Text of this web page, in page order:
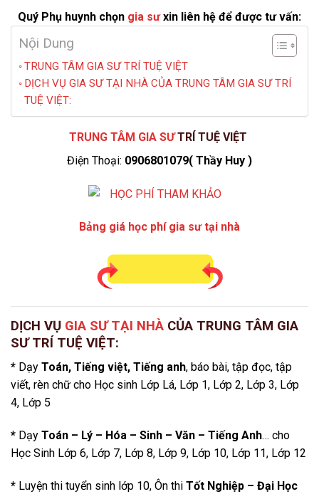
Quý Phụ huynh chọn gia sưxin liên hệ để được tư vấn:
Nội Dung
TRUNG TÂM GIA SƯ TRÍ TUỆ VIỆT
DỊCH VỤ GIA SƯ TẠI NHÀ CỦA TRUNG TÂM GIA SƯ TRÍ
TUỆ VIỆT:
TRUNG TÂM GIA SƯTRÍ TUỆ VIỆT
Điện Thoại: 0906801079( Thầy Huy )
Bảng giá học phí gia sư tại nhà
DỊCH VỤ GIA SƯ TẠI NHÀ CỦA TRUNG TÂM GIA
SƯ TRÍ TUỆ VIỆT:
* Dạy Toán, Tiếng việt, Tiếng anh, báo bài, tập đọc, tập
viết, rèn chữ cho Học sinh Lớp Lá, Lớp 1, Lớp 2, Lớp 3, Lớp
4, Lớp 5
* Dạy Toán – Lý – Hóa – Sinh – Văn – Tiếng Anh… cho
Học Sinh Lớp 6, Lớp 7, Lớp 8, Lớp 9, Lớp 10, Lớp 11, Lớp 12
* Luyện thi tuyển sinh lớp 10, Ôn thi Tốt Nghiệp – Đại Học